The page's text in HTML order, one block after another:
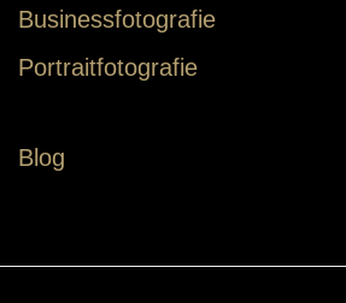
Businessfotografie
Portraitfotografie
Blog